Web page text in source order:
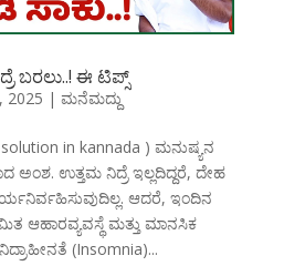
ಬರಲು..! ಈ ಟಿಪ್ಸ್
2025 | ಮನೆಮದ್ದು
in kannada ) ಮನುಷ್ಯನ
ಅಂಶ. ಉತ್ತಮ ನಿದ್ರೆ ಇಲ್ಲದಿದ್ದರೆ, ದೇಹ
ಆದರೆ, ಇಂದಿನ
ಆಹಾರವ್ಯವಸ್ಥೆ ಮತ್ತು ಮಾನಸಿಕ
(Insomnia)...